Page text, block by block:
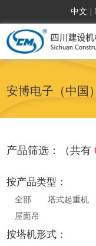
中文
安博电子（中国）
产品筛选：（共有
按产品类型：
全部 塔式起重机
屋面吊
按塔机形式：